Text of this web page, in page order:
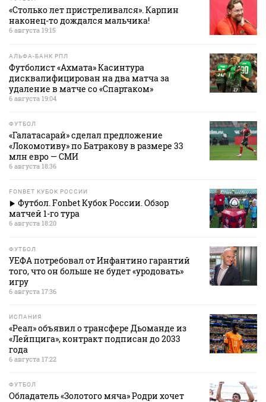
«Столько лет пристреливался». Карпин
наконец-то дождался мальчика!
6 августа 19:15
АЛЬФА-БАНК РПЛ
Футболист «Ахмата» Касинтура
дисквалифицирован на два матча за
удаление в матче со «Спартаком»
6 августа 19:04
ФУТБОЛ
«Галатасарай» сделал предложение
«Локомотиву» по Батракову в размере 33
млн евро — СМИ
6 августа 18:36
FONBET КУБОК РОССИИ
Футбол. Fonbet Кубок России. Обзор
матчей 1-го тура
6 августа 18:20
ФУТБОЛ
УЕФА потребовал от Инфантино гарантий
того, что он больше не будет «уродовать»
игру
6 августа 17:36
ИСПАНИЯ
«Реал» объявил о трансфере Дьоманде из
«Лейпцига», контракт подписан до 2033
года
6 августа 17:22
ФУТБОЛ
Обладатель «Золотого мяча» Родри хочет